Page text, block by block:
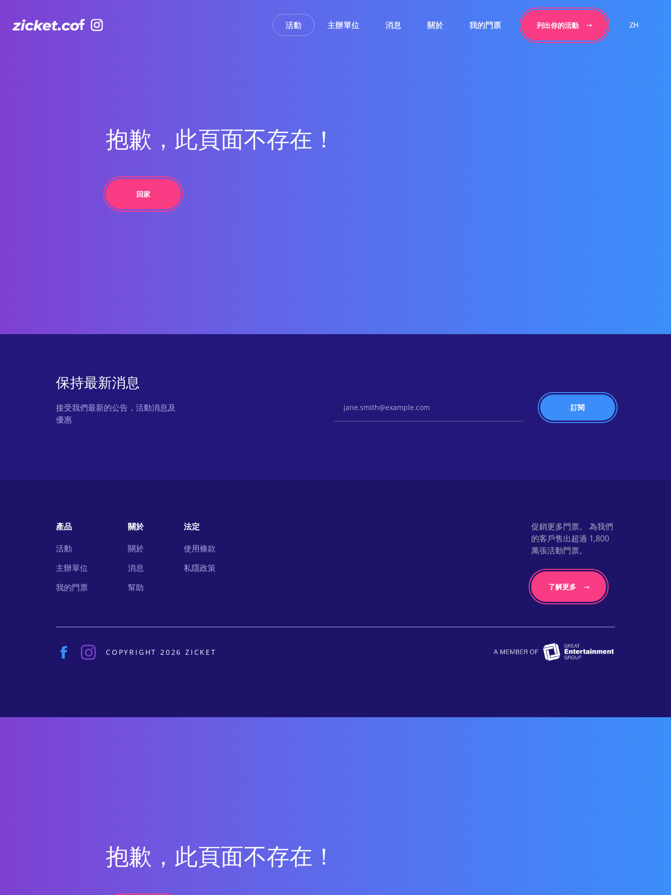
活動 主辦單位 消息 關於 我的門票 列出你的活動 ZH
抱歉，此頁面不存在！
回家
保持最新消息
接受我們最新的公告，活動消息及
優惠
產品
活動
主辦單位
我的門票
關於
關於
消息
幫助
法定
使用條款
私隱政策
促銷更多門票。 為我們
的客戶售出超過 1,800
萬張活動門票。
了解更多
COPYRIGHT 2026 ZICKET
活動 主辦單位 消息 關於 我的門票 列出你的活動 ZH
抱歉，此頁面不存在！